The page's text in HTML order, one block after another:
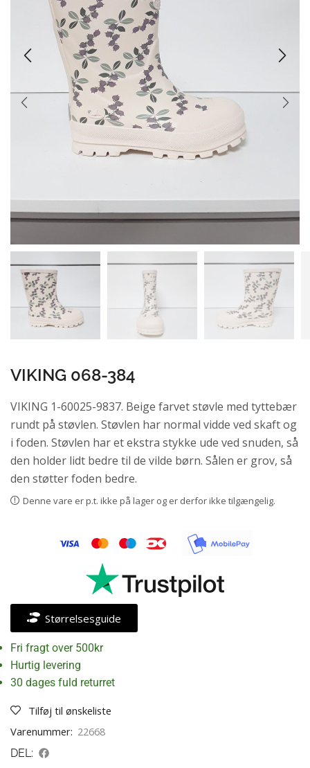
VIKING 068-384
VIKING 1-60025-9837. Beige farvet støvle med tyttebær
rundt på støvlen. Støvlen har normal vidde ved skaft og
i foden. Støvlen har et ekstra stykke ude ved snuden, så
den holder lidt bedre til de vilde børn. Sålen er grov, så
den støtter foden bedre.
Denne vare er p.t. ikke på lager og er derfor ikke tilgængelig.
Størrelsesguide
Fri fragt over 500kr
Hurtig levering
30 dages fuld returret
Tilføj til ønskeliste
Varenummer: 22668
DEL: